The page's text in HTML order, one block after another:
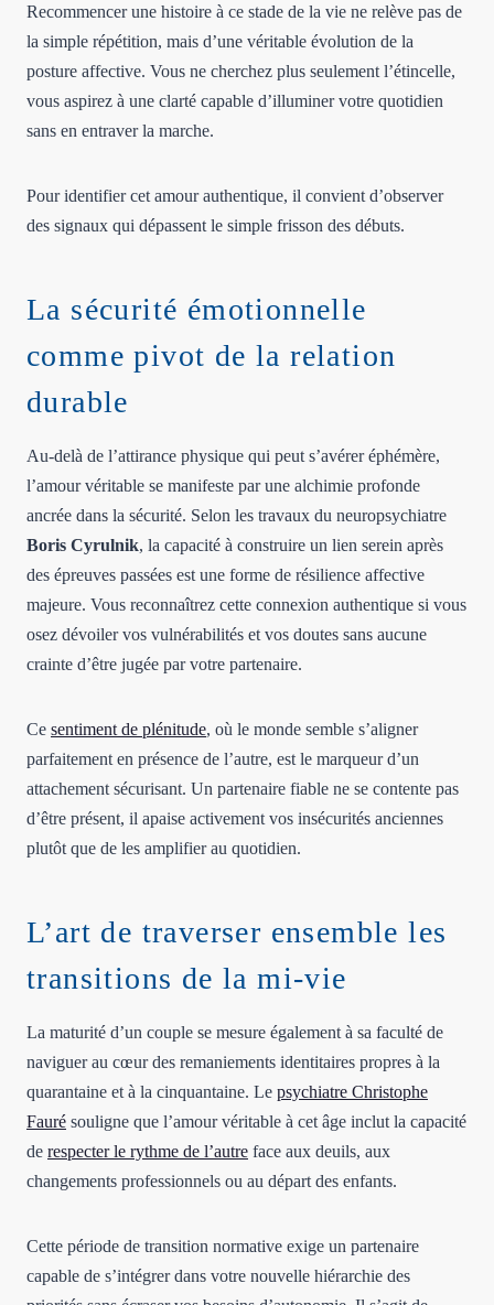
Recommencer une histoire à ce stade de la vie ne relève pas de
la simple répétition, mais d’une véritable évolution de la
posture affective. Vous ne cherchez plus seulement l’étincelle,
vous aspirez à une clarté capable d’illuminer votre quotidien
sans en entraver la marche.
Pour identifier cet amour authentique, il convient d’observer
des signaux qui dépassent le simple frisson des débuts.
La sécurité émotionnelle
comme pivot de la relation
durable
Au-delà de l’attirance physique qui peut s’avérer éphémère,
l’amour véritable se manifeste par une alchimie profonde
ancrée dans la sécurité. Selon les travaux du neuropsychiatre
Boris Cyrulnik, la capacité à construire un lien serein après
des épreuves passées est une forme de résilience affective
majeure. Vous reconnaîtrez cette connexion authentique si vous
osez dévoiler vos vulnérabilités et vos doutes sans aucune
crainte d’être jugée par votre partenaire.
Ce sentiment de plénitude, où le monde semble s’aligner
parfaitement en présence de l’autre, est le marqueur d’un
attachement sécurisant. Un partenaire fiable ne se contente pas
d’être présent, il apaise activement vos insécurités anciennes
plutôt que de les amplifier au quotidien.
L’art de traverser ensemble les
transitions de la mi-vie
La maturité d’un couple se mesure également à sa faculté de
naviguer au cœur des remaniements identitaires propres à la
quarantaine et à la cinquantaine. Le psychiatre Christophe
Fauré souligne que l’amour véritable à cet âge inclut la capacité
de respecter le rythme de l’autre face aux deuils, aux
changements professionnels ou au départ des enfants.
Cette période de transition normative exige un partenaire
capable de s’intégrer dans votre nouvelle hiérarchie des